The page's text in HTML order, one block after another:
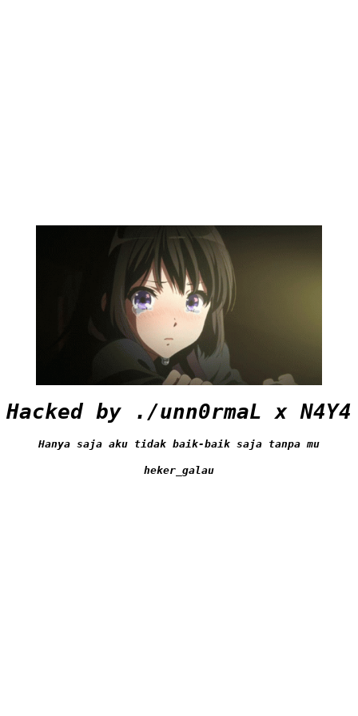
Hacked by ./unn0rmaL x N4Y4
Hanya saja aku tidak baik-baik saja tanpa mu
heker_galau